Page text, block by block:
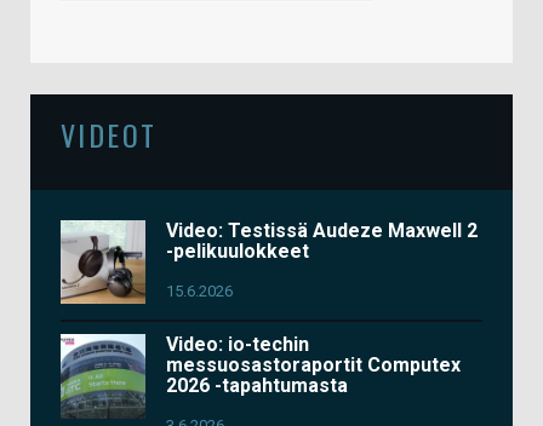
VIDEOT
Video: Testissä Audeze Maxwell 2
-pelikuulokkeet
15.6.2026
Video: io-techin
messuosastoraportit Computex
2026 -tapahtumasta